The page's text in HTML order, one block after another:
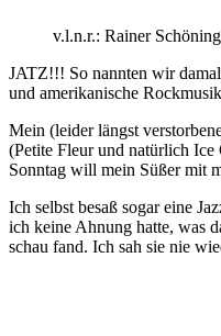
v.l.n.r.: Rainer
JATZ!!! So nannten wir
und amerikanische
Mein (leider längst
(Petite Fleur und natürlich
Sonntag will mein Süßer mit
Ich selbst besaß sogar eine
ich keine Ahnung hatte, was
schau fand. Ich sah sie nie